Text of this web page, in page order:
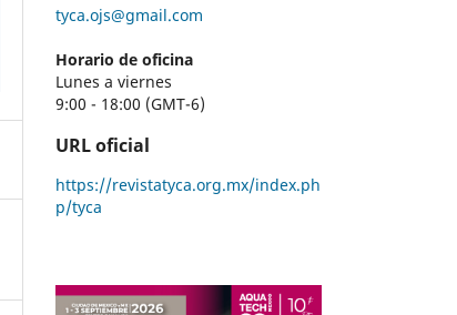
tyca.ojs@gmail.com
Horario de oficina
Lunes a viernes
9:00 - 18:00 (GMT-6)
URL oficial
https://revistatyca.org.mx/index.ph
p/tyca